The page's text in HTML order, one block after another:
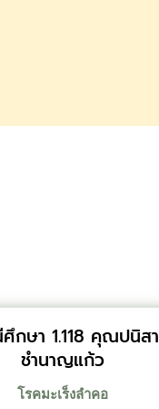
กษา 1.118 คุณปนิสา
ชำนาญแก้ว
โรคมะเร็งลำคอ